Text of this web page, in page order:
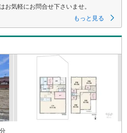
気軽にお問合せ下さいませ。
もっと見る